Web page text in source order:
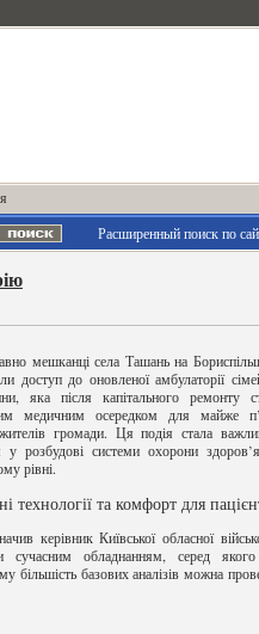
Расширенный поиск по
мешканці села Ташань на
доступ до оновленої амбулаторії
яка після капітального ремонту
медичним осередком для майже
громади. Ця подія стала
у розбудові системи охорони
рівні.
технології та комфорт для
керівник Київської обласної
сучасним обладнанням, серед
більшість базових аналізів можна